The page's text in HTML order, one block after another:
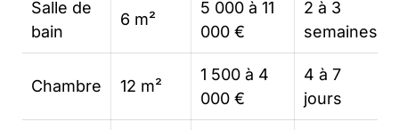
Salle de
bain
6 m²
5 000 à 11
000 €
2 à 3
semaines
Chambre 12 m²
1 500 à 4
000 €
4 à 7
jours